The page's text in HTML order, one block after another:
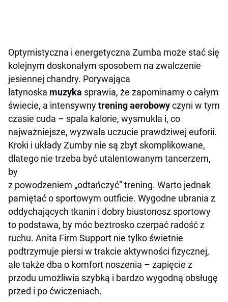
Optymistyczna i energetyczna Zumba może stać się
kolejnym doskonałym sposobem na zwalczenie
jesiennej chandry. Porywająca
latynoska muzyka sprawia, że zapominamy o całym
świecie, a intensywnytreningaerobowyczyni w tym
czasie cuda – spala kalorie, wysmukla i, co
najważniejsze, wyzwala uczucie prawdziwej euforii.
Kroki i układy Zumby nie są zbyt skomplikowane,
dlatego nie trzeba być utalentowanym tancerzem,
by
z powodzeniem „odtańczyć” trening. Warto jednak
pamiętać o sportowym outficie. Wygodne ubrania z
oddychających tkanin i dobry biustonosz sportowy
to podstawa, by móc beztrosko czerpać radość z
ruchu. Anita Firm Support nie tylko świetnie
podtrzymuje piersi w trakcie aktywności fizycznej,
ale także dba o komfort noszenia – zapięcie z
przodu umożliwia szybką i bardzo wygodną obsługę
przed i po ćwiczeniach.